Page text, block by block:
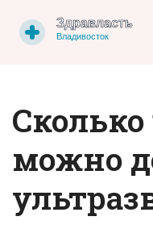
можно